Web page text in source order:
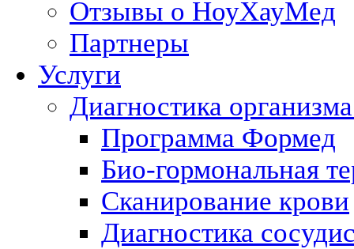
Отзывы о НоуХауМед
Партнеры
Услуги
Диагностика
Программа Формед
Био-гормональная
Сканирование крови
Диагностика